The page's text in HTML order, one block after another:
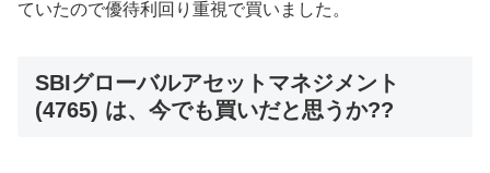
ていたので優待利回り重視で買いました。
SBIグローバルアセットマネジメント
(4765) は、今でも買いだと思うか??